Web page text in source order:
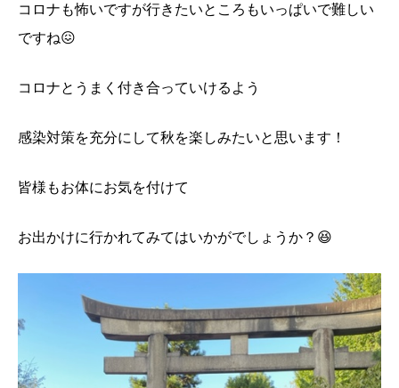
コロナも怖いですが行きたいところもいっぱいで難しい
ですね😖
コロナとうまく付き合っていけるよう
感染対策を充分にして秋を楽しみたいと思います！
皆様もお体にお気を付けて
お出かけに行かれてみてはいかがでしょうか？😆